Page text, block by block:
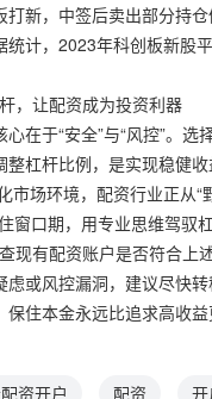
打新，中签后卖出部分持
统计，2023年科创板新股
，让配资成为投资利器
在于“安全”与“风控”。选
杠杆比例，是实现稳健收
市场环境，配资行业正从“
窗口期，用专业思维驾驭杠
现有配资账户是否符合上
或风控漏洞，建议尽快转
住本金永远比追求高收益
资开户 配资 开